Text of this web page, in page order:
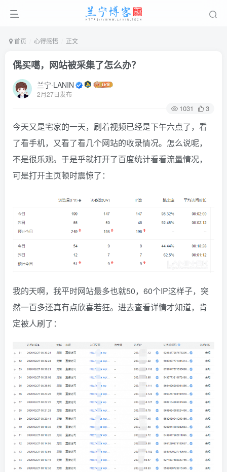
首页 心得感悟 正文
偶买噶，网站被采集了怎么办？
兰宁·LANIN
2月27日发布
1031 3
今天又是宅家的一天，刷着视频已经是下午六点了，看
了看手机，又看了看几个网站的收录情况。怎么说呢，
不是很乐观。于是乎就打开了百度统计看看流量情况，
可是打开主页顿时震惊了：
我的天啊，我平时网站最多也就50，60个IP这样子，突
然一百多还真有点欣喜若狂。进去查看详情才知道，肯
定被人刷了：